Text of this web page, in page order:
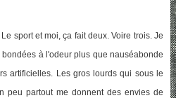
sport et moi, ça fait deux. Voire trois. Je
à l'odeur plus que nauséabonde
artificielles. Les gros lourds qui sous le
peu partout me donnent des envies de